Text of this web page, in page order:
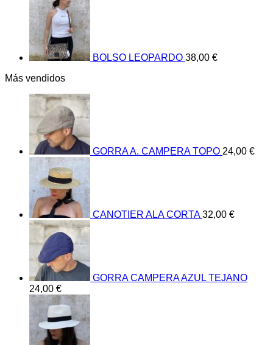
BOLSO LEOPARDO 38,00 €
Más vendidos
GORRA A. CAMPERA TOPO 24,00 €
CANOTIER ALA CORTA 32,00 €
GORRA CAMPERA AZUL TEJANO
24,00 €